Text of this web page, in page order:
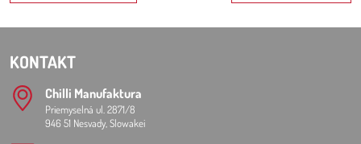
KONTAKT
Chilli Manufaktura
Priemyselná ul. 2871/8
946 51 Nesvady, Slowakei